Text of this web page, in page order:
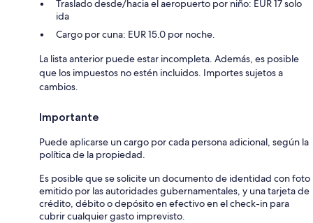
Traslado desde/hacia el aeropuerto por niño: EUR 17 solo
ida
Cargo por cuna: EUR 15.0 por noche.
La lista anterior puede estar incompleta. Además, es posible
que los impuestos no estén incluidos. Importes sujetos a
cambios.
Importante
Puede aplicarse un cargo por cada persona adicional, según la
política de la propiedad.
Es posible que se solicite un documento de identidad con foto
emitido por las autoridades gubernamentales, y una tarjeta de
crédito, débito o depósito en efectivo en el check-in para
cubrir cualquier gasto imprevisto.